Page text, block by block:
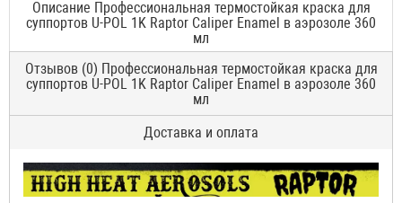
Описание Профессиональная термостойкая краска для
суппортов U-POL 1K Raptor Caliper Enamel в аэрозоле 360
мл
Отзывов (0) Профессиональная термостойкая краска для
суппортов U-POL 1K Raptor Caliper Enamel в аэрозоле 360
мл
Доставка и оплата